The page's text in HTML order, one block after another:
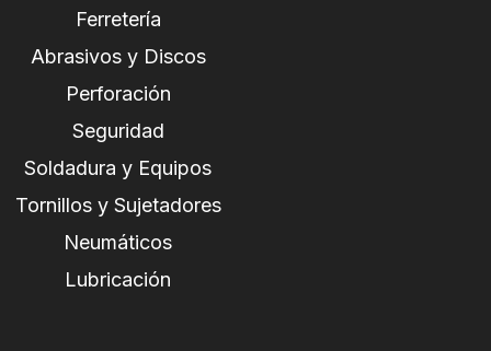
Ferretería
Abrasivos y Discos
Perforación
Seguridad
Soldadura y Equipos
Tornillos y Sujetadores
Neumáticos
Lubricación